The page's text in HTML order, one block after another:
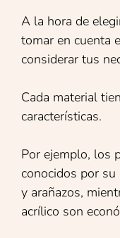
A la hora de
tomar en cuenta
considerar tus
Cada material
características.
Por ejemplo, los
conocidos por
y arañazos,
acrílico son